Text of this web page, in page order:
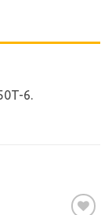
6.